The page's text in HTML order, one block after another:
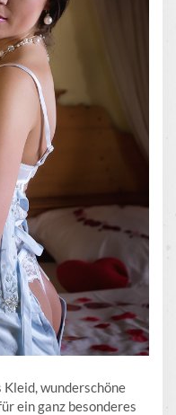
wunderschöne
ein ganz besonderes